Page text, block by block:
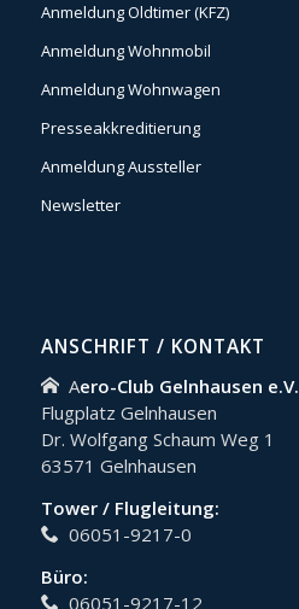
Anmeldung Oldtimer (KFZ)
Anmeldung Wohnmobil
Anmeldung Wohnwagen
Presseakkreditierung
Anmeldung Aussteller
Newsletter
ANSCHRIFT / KONTAKT
Aero-Club Gelnhausen e.V.
Flugplatz Gelnhausen
Dr. Wolfgang Schaum Weg 1
63571 Gelnhausen
Tower / Flugleitung:
06051-9217-0
Büro:
06051-9217-12